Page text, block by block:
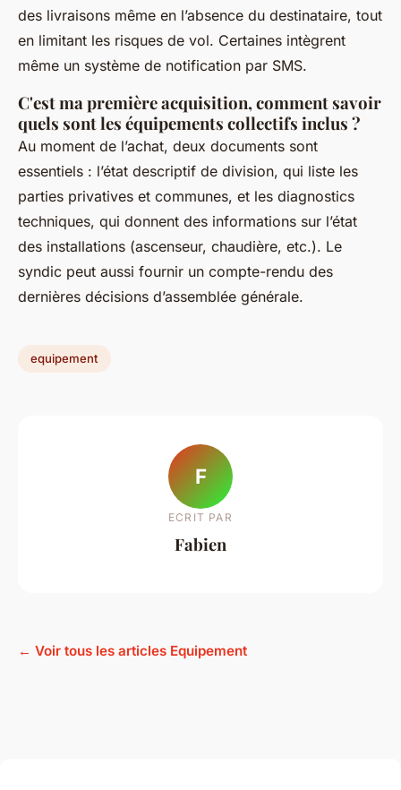
des livraisons même en l’absence du destinataire, tout
en limitant les risques de vol. Certaines intègrent
même un système de notification par SMS.
C'est ma première acquisition, comment savoir
quels sont les équipements collectifs inclus ?
Au moment de l’achat, deux documents sont
essentiels : l’état descriptif de division, qui liste les
parties privatives et communes, et les diagnostics
techniques, qui donnent des informations sur l’état
des installations (ascenseur, chaudière, etc.). Le
syndic peut aussi fournir un compte-rendu des
dernières décisions d’assemblée générale.
equipement
F
ECRIT PAR
Fabien
← Voir tous les articles Equipement